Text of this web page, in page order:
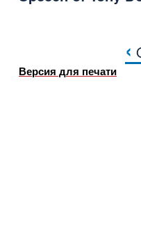
‹
Версия для печати